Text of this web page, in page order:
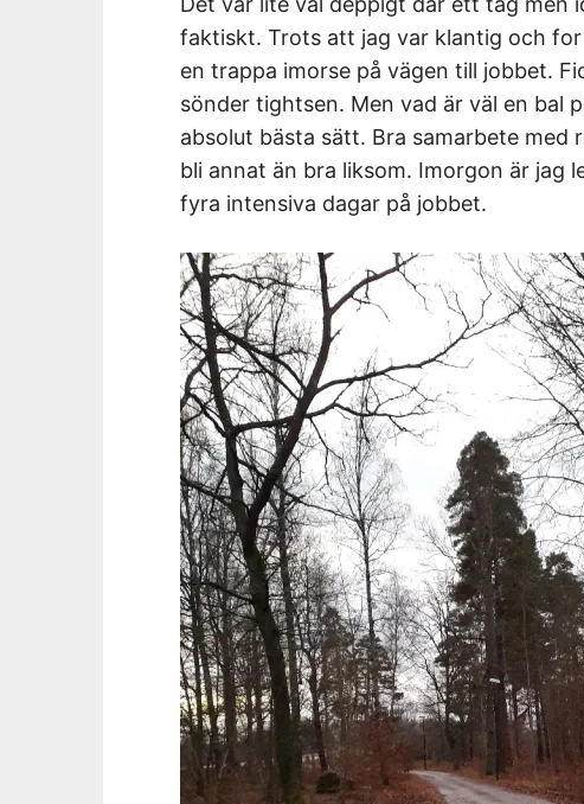
faktiskt. Trots att jag var klantig och
en trappa imorse på vägen till jobbet.
sönder tightsen. Men vad är väl en bal
absolut bästa sätt. Bra samarbete med
bli annat än bra liksom. Imorgon är jag
fyra intensiva dagar på jobbet.